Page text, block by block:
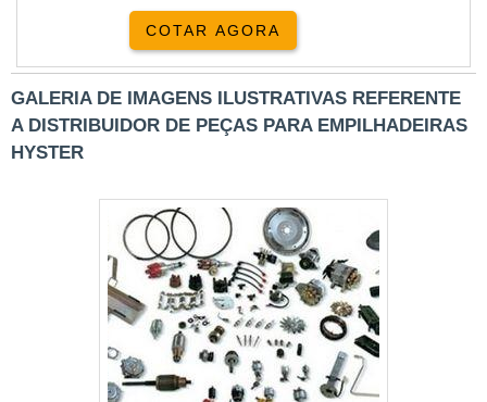
soluções eficazes, práticas e
principalmente seguras, para otimizar o
tempo útil das empresas.Confira abaixo
algumas marcas disponíveis de
empilhadeira elétrica a venda: - Toyota, -
Mitsubishi, - Nissan, - Komatsu, - Doosan,
COTAR AGORA
GALERIA DE IMAGENS ILUSTRATIVAS REFERENTE
A DISTRIBUIDOR DE PEÇAS PARA EMPILHADEIRAS
HYSTER